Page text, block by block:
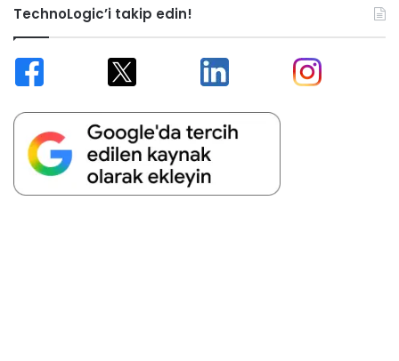
TechnoLogic’i takip edin!